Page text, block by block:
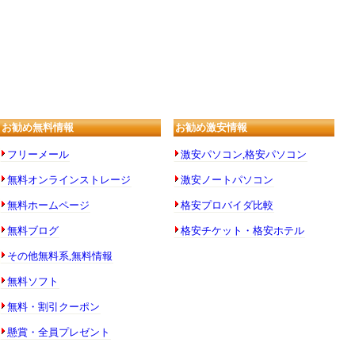
お勧め無料情報
フリーメール
無料オンラインストレージ
無料ホームページ
無料ブログ
その他無料系,無料情報
無料ソフト
無料・割引クーポン
懸賞・全員プレゼント
お勧め激安情報
激安パソコン,格安パソコン
激安ノートパソコン
格安プロバイダ比較
格安チケット・格安ホテル